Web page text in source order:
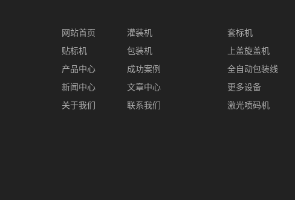
网站首页
灌装机
贴标机
包装机
产品中心
成功案例
新闻中心
文章中心
关于我们
联系我们
套标机
上盖旋盖机
全自动包装线
更多设备
激光喷码机